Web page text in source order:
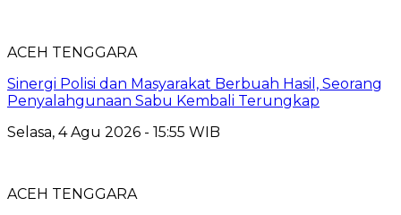
ACEH TENGGARA
Sinergi Polisi dan Masyarakat Berbuah Hasil, Seorang
Penyalahgunaan Sabu Kembali Terungkap
Selasa, 4 Agu 2026 - 15:55 WIB
ACEH TENGGARA